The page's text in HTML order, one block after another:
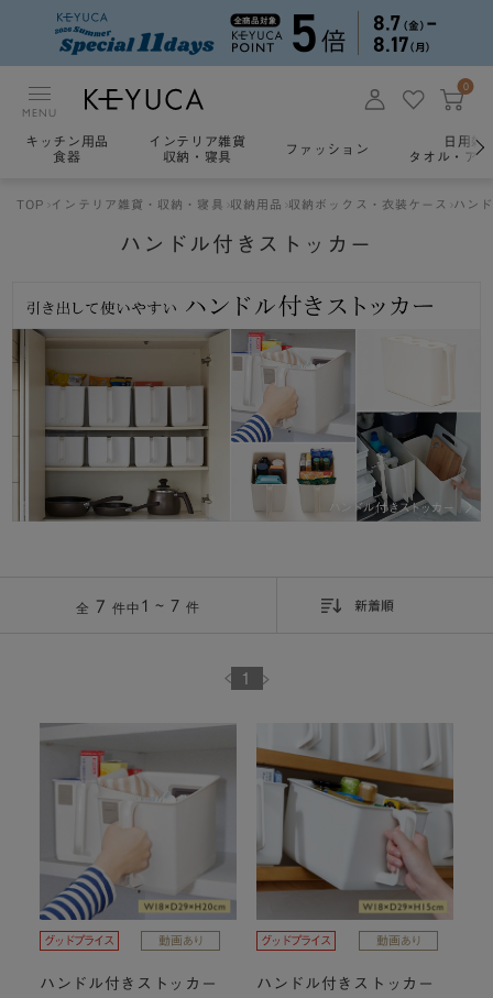
MENU
0
キッチン用品
食器
インテリア雑貨
収納・寝具
ファッション
日用雑
タオル・ア
TOP インテリア雑貨・収納・寝具 収納用品 収納ボックス・衣装ケース ハン
ハンドル付きストッカー
全 7 件中1 ~ 7 件
1
新着順
ハンドル付きストッカー
ハンドル付きストッカー